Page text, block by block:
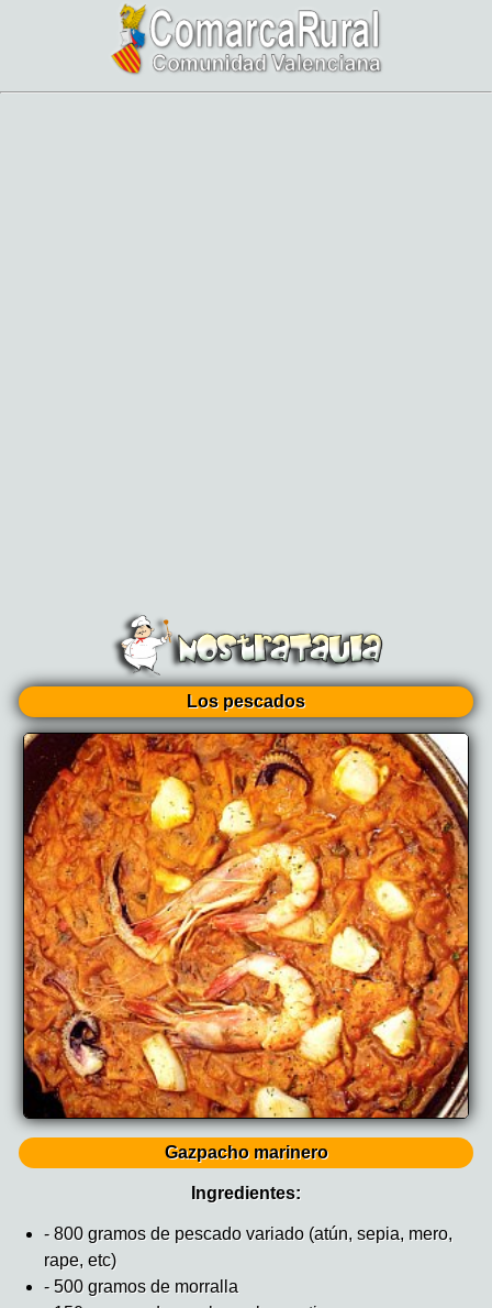
Los pescados
Gazpacho marinero
Ingredientes:
- 800 gramos de pescado variado (atún, sepia, mero,
rape, etc)
- 500 gramos de morralla